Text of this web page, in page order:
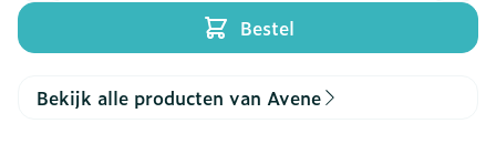
Bestel
Bekijk alle producten van Avene